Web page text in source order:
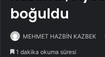
boğuldu
MEHMET HAZBİN KAZBEK
1 dakika okuma süresi